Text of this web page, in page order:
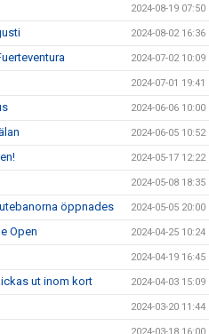
2024-08-19 07:50
2024-08-02 16:36
2024-07-02 10:09
2024-07-01 19:41
2024-06-06 10:00
2024-06-05 10:52
2024-05-17 12:22
2024-05-08 18:35
öppnades 2024-05-05 20:00
Open 2024-04-25 10:24
2024-04-19 16:45
ut inom kort 2024-04-03 15:09
2024-03-20 11:44